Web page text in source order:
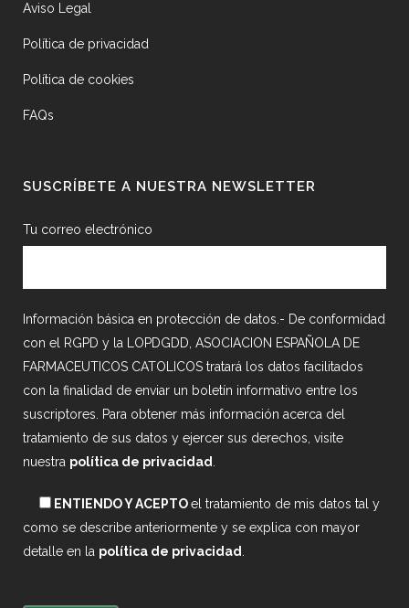
Aviso Legal
Política de privacidad
Política de cookies
FAQs
SUSCRÍBETE A NUESTRA NEWSLETTER
Tu correo electrónico
Información básica en protección de datos.- De conformidad
con el RGPD y la LOPDGDD, ASOCIACION ESPAÑOLA DE
FARMACEUTICOS CATOLICOS tratará los datos facilitados
con la finalidad de enviar un boletín informativo entre los
suscriptores. Para obtener más información acerca del
tratamiento de sus datos y ejercer sus derechos, visite
nuestra política de privacidad
ENTIENDO Y ACEPTOel tratamiento de mis datos tal y
como se describe anteriormente y se explica con mayor
detalle en la política de privacidad